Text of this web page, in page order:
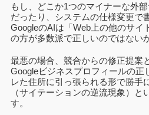
もし、どこか1つのマイナーな外
だったり、システムの仕様変更で
GoogleのAIは「Web上の他のサイ
の方が多数派で正しいのではない
最悪の場合、競合からの修正提案
Googleビジネスプロフィールの正
レた住所に引っ張られる形で勝手
（サイテーションの逆流現象）と
す。